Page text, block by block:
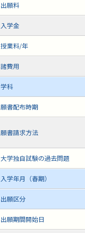
出願料
入学金
授業料/年
諸費用
学科
願書配布時期
願書請求方法
大学独自試験の過去問題
入学年月（春期）
出願区分
出願期間開始日